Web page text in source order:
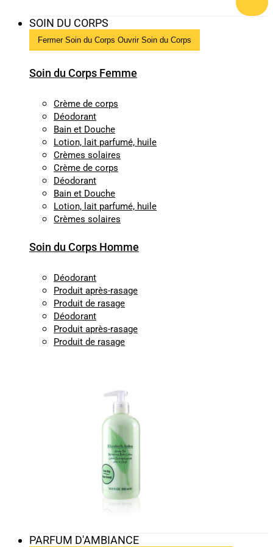
SOIN DU CORPS
Fermer Soin du Corps Ouvrir Soin du Corps
Soin du Corps Femme
Crème de corps
Déodorant
Bain et Douche
Lotion, lait parfumé, huile
Crèmes solaires
Crème de corps
Déodorant
Bain et Douche
Lotion, lait parfumé, huile
Crèmes solaires
Soin du Corps Homme
Déodorant
Produit après-rasage
Produit de rasage
Déodorant
Produit après-rasage
Produit de rasage
PARFUM D'AMBIANCE